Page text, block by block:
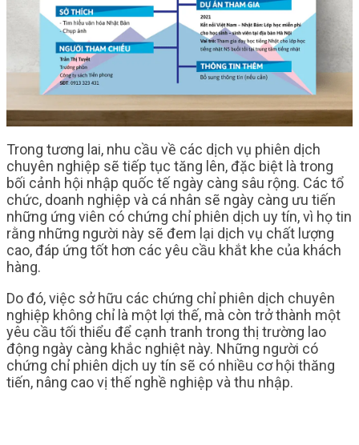
Trong tương lai, nhu cầu về các dịch vụ phiên dịch
chuyên nghiệp sẽ tiếp tục tăng lên, đặc biệt là trong
bối cảnh hội nhập quốc tế ngày càng sâu rộng. Các tổ
chức, doanh nghiệp và cá nhân sẽ ngày càng ưu tiến
những ứng viên có chứng chỉ phiên dịch uy tín, vì họ tin
rằng những người này sẽ đem lại dịch vụ chất lượng
cao, đáp ứng tốt hơn các yêu cầu khắt khe của khách
hàng.
Do đó, việc sở hữu các chứng chỉ phiên dịch chuyên
nghiệp không chỉ là một lợi thế, mà còn trở thành một
yêu cầu tối thiểu để cạnh tranh trong thị trường lao
động ngày càng khắc nghiệt này. Những người có
chứng chỉ phiên dịch uy tín sẽ có nhiều cơ hội thăng
tiến, nâng cao vị thế nghề nghiệp và thu nhập.